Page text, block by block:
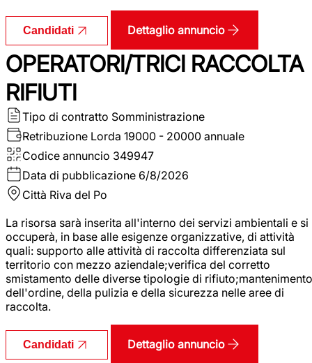
Candidati Dettaglio annuncio
OPERATORI/TRICI RACCOLTA
RIFIUTI
Tipo di contratto Somministrazione
Retribuzione Lorda 19000 - 20000 annuale
Codice annuncio 349947
Data di pubblicazione 6/8/2026
Città Riva del Po
La risorsa sarà inserita all'interno dei servizi ambientali e si
occuperà, in base alle esigenze organizzative, di attività
quali: supporto alle attività di raccolta differenziata sul
territorio con mezzo aziendale;verifica del corretto
smistamento delle diverse tipologie di rifiuto;mantenimento
dell'ordine, della pulizia e della sicurezza nelle aree di
raccolta.
Candidati Dettaglio annuncio